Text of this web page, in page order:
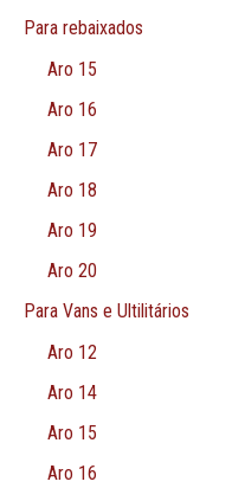
Para rebaixados
Aro 15
Aro 16
Aro 17
Aro 18
Aro 19
Aro 20
Para Vans e Ultilitários
Aro 12
Aro 14
Aro 15
Aro 16